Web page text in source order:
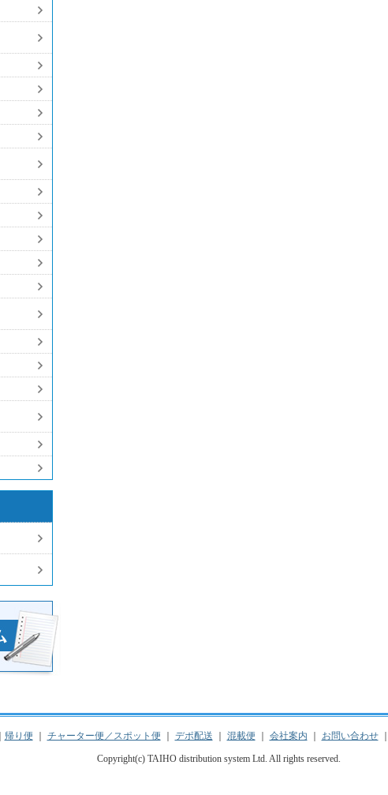
帰り便 チャーター便／スポット便 デポ配送 混載便 会社案内 お問い合わせ｜
Copyright(c) TAIHO distribution system Ltd. All rights reserved.